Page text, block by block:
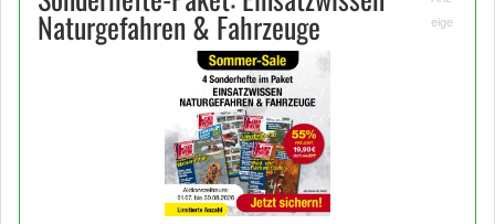
Naturgefahren & Fahrzeuge
eige